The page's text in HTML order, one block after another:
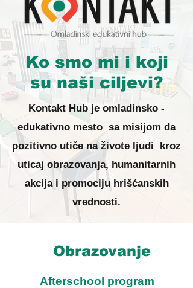
Ko smo mi i koji
su naši ciljevi?
Kontakt Hub je omladinsko -
edukativno mesto sa misijom da
pozitivno utiče na živote ljudi kroz
uticaj obrazovanja, humanitarnih
akcija i promociju hrišćanskih
vrednosti.
Obrazovanje
Afterschool program